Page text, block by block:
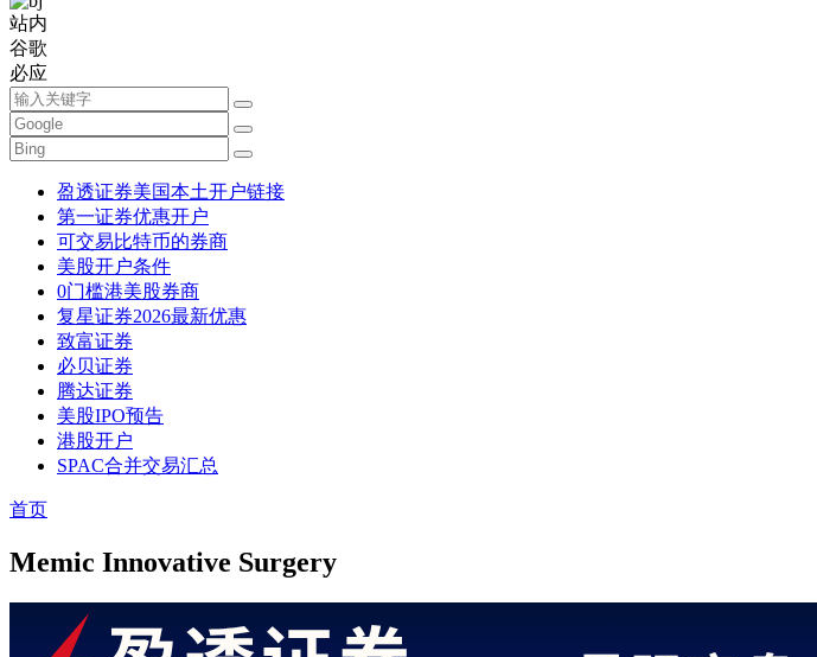
站内
谷歌
必应
盈透证券美国本土开户链接
第一证券优惠开户
可交易比特币的券商
美股开户条件
0门槛港美股券商
复星证券2026最新优惠
致富证券
必贝证券
腾达证券
美股IPO预告
港股开户
SPAC合并交易汇总
首页
Memic Innovative Surgery